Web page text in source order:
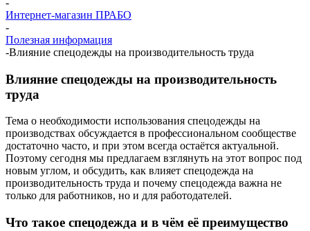
-
Интернет-магазин ПРАБО
-
Полезная информация
-Влияние спецодежды на производительность труда
Влияние спецодежды на производительность
труда
Тема о необходимости использования спецодежды на
производствах обсуждается в профессиональном сообществе
достаточно часто, и при этом всегда остаётся актуальной.
Поэтому сегодня мы предлагаем взглянуть на этот вопрос под
новым углом, и обсудить, как влияет спецодежда на
производительность труда и почему спецодежда важна не
только для работников, но и для работодателей.
Что такое спецодежда и в чём её преимущество